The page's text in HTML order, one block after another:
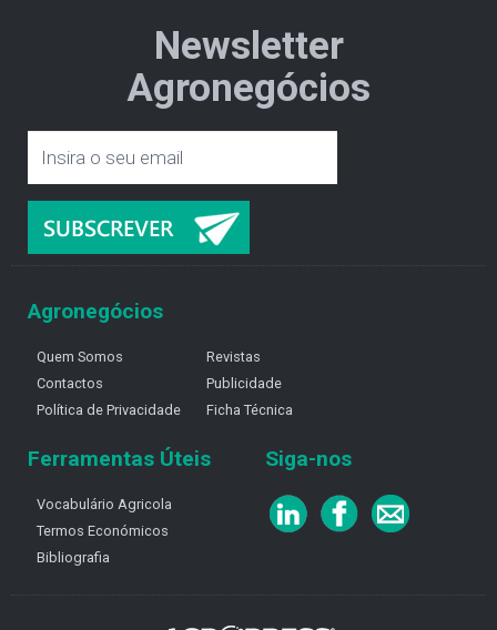
Newsletter
Agronegócios
Agronegócios
Quem Somos
Contactos
Política de Privacidade
Revistas
Publicidade
Ficha Técnica
Ferramentas Úteis
Vocabulário Agricola
Termos Económicos
Bibliografia
Siga-nos